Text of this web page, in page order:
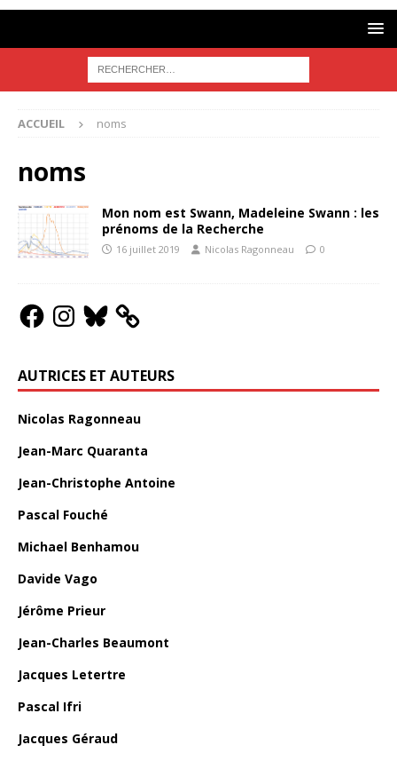
ACCUEIL noms
noms
Mon nom est Swann, Madeleine Swann : les
prénoms de la Recherche
16 juillet 2019 Nicolas Ragonneau 0
AUTRICES ET AUTEURS
Nicolas Ragonneau
Jean-Marc Quaranta
Jean-Christophe Antoine
Pascal Fouché
Michael Benhamou
Davide Vago
Jérôme Prieur
Jean-Charles Beaumont
Jacques Letertre
Pascal Ifri
Jacques Géraud